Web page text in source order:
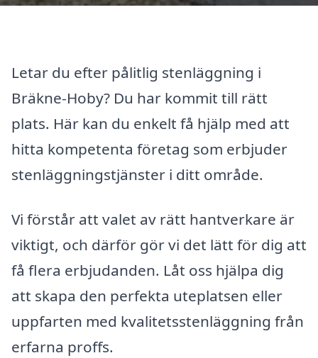
Letar du efter pålitlig stenläggning i
Bräkne-Hoby? Du har kommit till rätt
plats. Här kan du enkelt få hjälp med att
hitta kompetenta företag som erbjuder
stenläggningstjänster i ditt område.
Vi förstår att valet av rätt hantverkare är
viktigt, och därför gör vi det lätt för dig att
få flera erbjudanden. Låt oss hjälpa dig
att skapa den perfekta uteplatsen eller
uppfarten med kvalitetsstenläggning från
erfarna proffs.